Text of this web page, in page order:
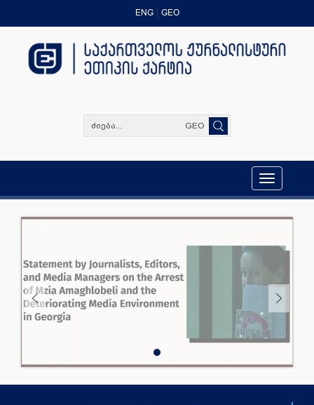
ENG GEO
GEO
Toggle
navigation